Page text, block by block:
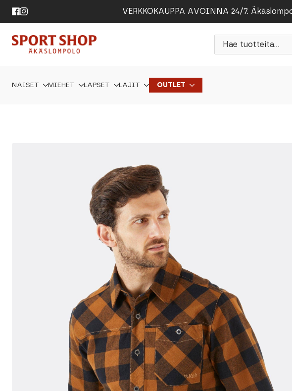
VERKKOKAUPPA AVOINNA 24/7.
Products
search
NAISET MIEHET LAPSET LAJIT OUTLET